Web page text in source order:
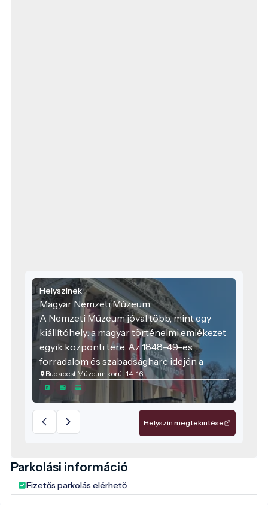
Helyszínek
Magyar Nemzeti Múzeum
A Nemzeti Múzeum jóval több, mint egy
kiállítóhely: a magyar történelmi emlékezet
egyik központi tere. Az 1848–49-es
forradalom és szabadságharc idején a
múzeum előtti tér és a Múzeumkert fontos
politikai és közösségi helyszín volt, az
épület pedig később az országgyűlés
felsőházának is otthont adott. Ezért a
múzeum ma is egyszerre jelképezi a
tudás átadását és a közös emlékezet
Budapest Múzeum körút 14-16
Helyszín megtekintése
Parkolási információ
Fizetős parkolás elérhető